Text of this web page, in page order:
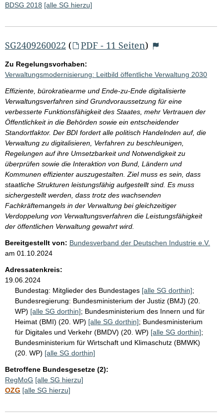
BDSG 2018 [alle SG hierzu]
SG2409260022 ( PDF - 11 Seiten)
Zu Regelungsvorhaben:
Verwaltungsmodernisierung: Leitbild öffentliche Verwaltung 2030
Effiziente, bürokratiearme und Ende-zu-Ende digitalisierte
Verwaltungsverfahren sind Grundvoraussetzung für eine
verbesserte Funktionsfähigkeit des Staates, mehr Vertrauen der
Öffentlichkeit in die Behörden sowie ein entscheidender
Standortfaktor. Der BDI fordert alle politisch Handelnden auf, die
Verwaltung zu digitalisieren, Verfahren zu beschleunigen,
Regelungen auf ihre Umsetzbarkeit und Notwendigkeit zu
überprüfen sowie die Interaktion von Bund, Ländern und
Kommunen effizienter auszugestalten. Ziel muss es sein, dass
staatliche Strukturen leistungsfähig aufgestellt sind. Es muss
sichergestellt werden, dass trotz des wachsenden
Fachkräftemangels in der Verwaltung bei gleichzeitiger
Verdoppelung von Verwaltungsverfahren die Leistungsfähigkeit
der öffentlichen Verwaltung gewahrt wird.
Bereitgestellt von: Bundesverband der Deutschen Industrie e.V.
am 01.10.2024
Adressatenkreis:
19.06.2024
Bundestag: Mitglieder des Bundestages [alle SG dorthin];
Bundesregierung: Bundesministerium der Justiz (BMJ) (20.
WP) [alle SG dorthin]; Bundesministerium des Innern und für
Heimat (BMI) (20. WP) [alle SG dorthin]; Bundesministerium
für Digitales und Verkehr (BMDV) (20. WP) [alle SG dorthin];
Bundesministerium für Wirtschaft und Klimaschutz (BMWK)
(20. WP) [alle SG dorthin]
Betroffene Bundesgesetze (2):
RegMoG [alle SG hierzu]
OZG [alle SG hierzu]